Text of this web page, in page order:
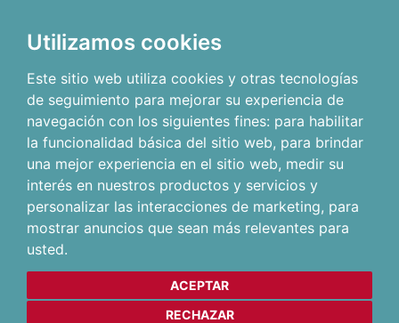
Utilizamos cookies
Este sitio web utiliza cookies y otras tecnologías
de seguimiento para mejorar su experiencia de
navegación con los siguientes fines: para habilitar
la funcionalidad básica del sitio web, para brindar
una mejor experiencia en el sitio web, medir su
interés en nuestros productos y servicios y
personalizar las interacciones de marketing, para
mostrar anuncios que sean más relevantes para
usted.
ACEPTAR
RECHAZAR